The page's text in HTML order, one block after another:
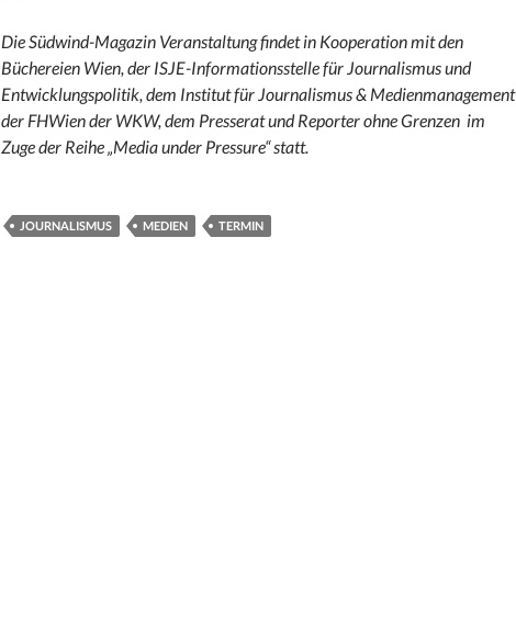
Die Südwind-Magazin Veranstaltung findet in Kooperation mit den
Büchereien Wien, der ISJE-Informationsstelle für Journalismus und
Entwicklungspolitik, dem Institut für Journalismus & Medienmanagement
der FHWien der WKW, dem Presserat und Reporter ohne Grenzen im
Zuge der Reihe „Media under Pressure“ statt.
JOURNALISMUS MEDIEN TERMIN